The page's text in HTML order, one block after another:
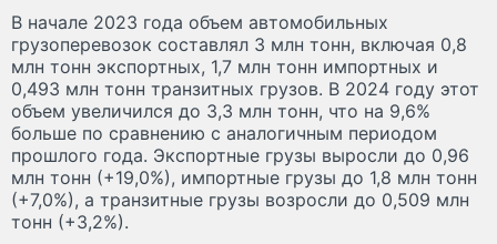
В начале 2023 года объем автомобильных
грузоперевозок составлял 3 млн тонн, включая 0,8
млн тонн экспортных, 1,7 млн тонн импортных и
0,493 млн тонн транзитных грузов. В 2024 году этот
объем увеличился до 3,3 млн тонн, что на 9,6%
больше по сравнению с аналогичным периодом
прошлого года. Экспортные грузы выросли до 0,96
млн тонн (+19,0%), импортные грузы до 1,8 млн тонн
(+7,0%), а транзитные грузы возросли до 0,509 млн
тонн (+3,2%).